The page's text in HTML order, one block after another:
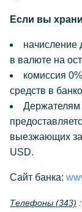
Если вы
начисление
в валюте на
комиссия
средств в
Держателям
выезжающих
USD.
Сайт банка:
Телефоны (343)